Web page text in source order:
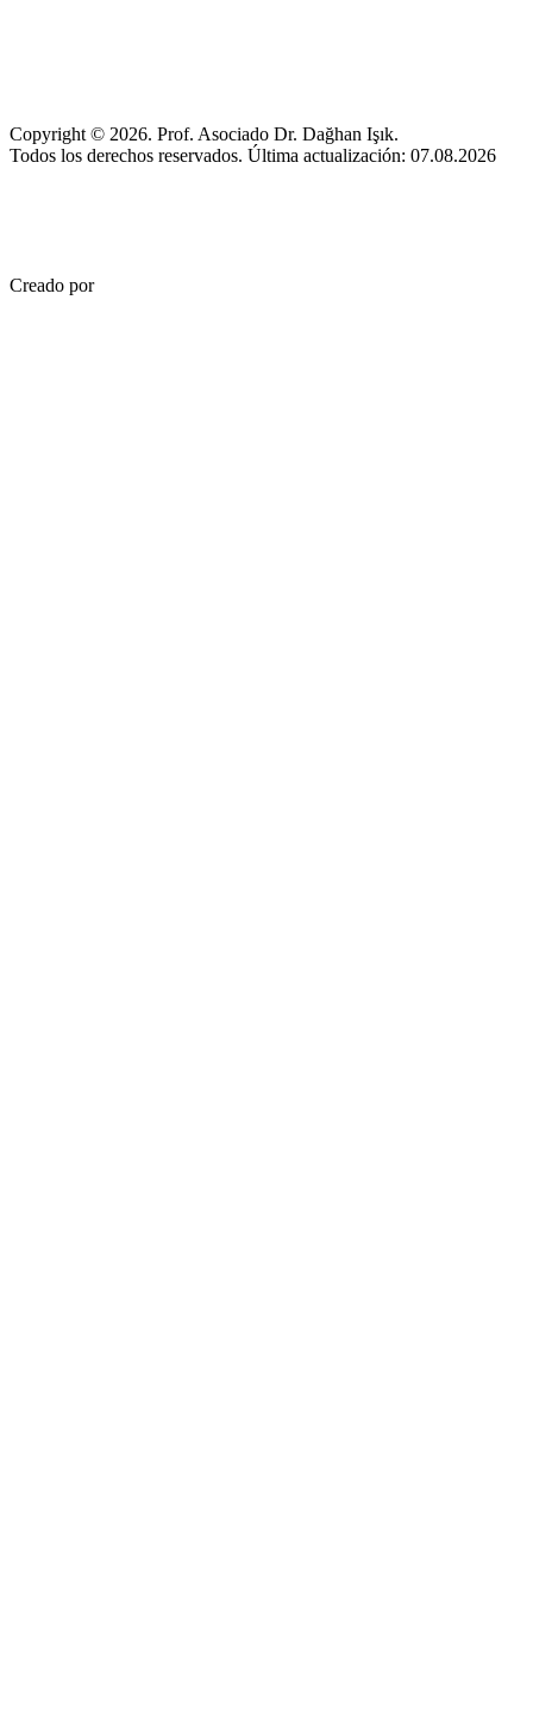
Copyright © 2026. Prof. Asociado Dr. Dağhan Işık.
Todos los derechos reservados. Última actualización: 07.08.2026
Creado por